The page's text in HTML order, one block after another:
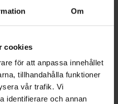
Om
cookies
för att anpassa innehållet
tillhandahålla funktioner
vår trafik. Vi
identifierare och annan